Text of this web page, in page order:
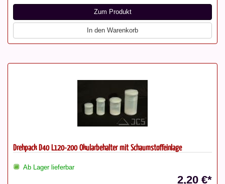
Zum Produkt
In den Warenkorb
Drehpack D40 L120-200 Okularbehälter mit Schaumstoffeinlage
Ab Lager lieferbar
2,20 €*